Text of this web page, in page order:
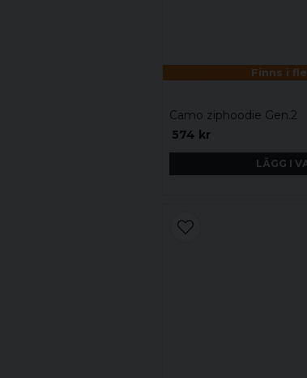
Finns i
Camo ziphoodie Gen.2
574 kr
LÄGG I